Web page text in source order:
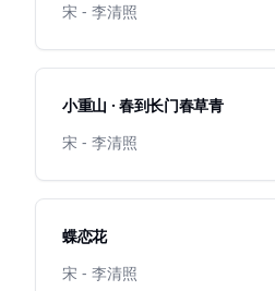
宋 - 李清照
小重山 · 春到长门春草青
宋 - 李清照
蝶恋花
宋 - 李清照